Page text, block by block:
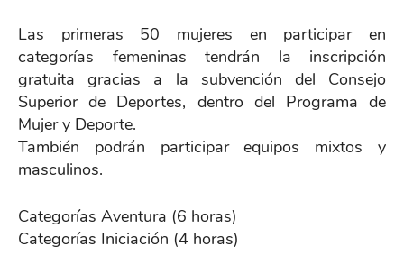
Las primeras 50 mujeres en participar en
categorías femeninas tendrán la inscripción
gratuita gracias a la subvención del Consejo
Superior de Deportes, dentro del Programa de
Mujer y Deporte.
También podrán participar equipos mixtos y
masculinos.
Categorías Aventura (6 horas)
Categorías Iniciación (4 horas)